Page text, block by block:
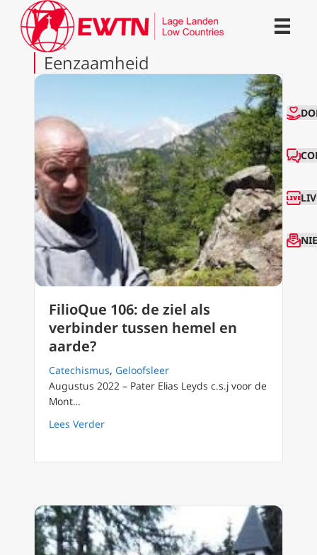
Eenzaamheid
FilioQue 106: de ziel als
verbinder tussen hemel en
aarde?
Catechismus, Geloofsleer
Augustus 2022 – Pater Elias Leyds c.s.j voor de
Mont…
Lees Verderabout FilioQue 106: de ziel als verbinder